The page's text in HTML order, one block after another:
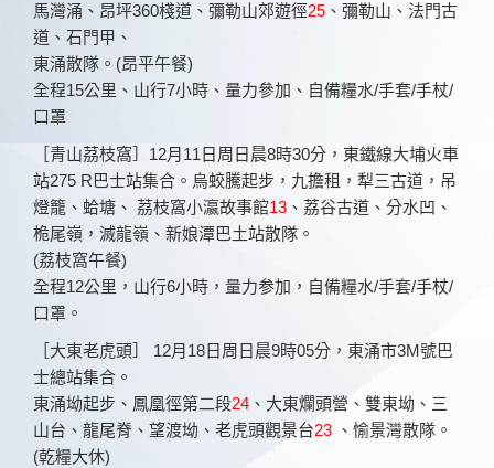
馬灣涌、昂坪360棧道、彌勒山郊遊徑25 、彌勒山、法門古
道、石門甲、
東涌散隊。(昂平午餐)
全程15公里、山行7小時、量力參加、自備糧水/手套/手杖/
口罩
［青山茘枝窩］12月11日周日晨8時30分，東鐵線大埔火車
站275 R巴士站集合。烏蛟騰起步，九擔租，犁三古道，吊
燈籠、蛤塘、 茘枝窩小瀛故事館13 、荔谷古道、分水凹、
桅尾嶺，滅龍嶺、新娘潭巴土站散隊。
(荔枝窩午餐)
全程12公里，山行6小時，量力参加，自備糧水/手套/手杖/
口罩。
［大東老虎頭］ 12月18日周日晨9時05分，東涌市3M號巴
士總站集合。
東涌坳起步、鳳凰徑第二段24 、大東爛頭營、雙東坳、三
山台、龍尾脊、望渡坳、老虎頭觀景台23 、愉景灣散隊。
(乾糧大休)